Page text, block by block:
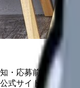
・応募前相談・
式サイトにてご確認